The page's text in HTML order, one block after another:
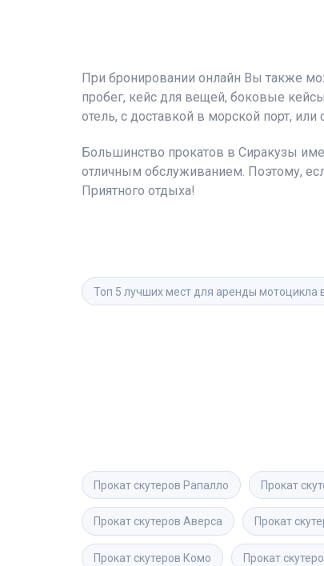
При бронировании онлайн Вы также
пробег, кейс для вещей, боковые
отель, с доставкой в морской порт, или
Большинство прокатов в Сиракузы
отличным обслуживанием. Поэтому,
Приятного отдыха!
Топ 5 лучших мест для аренды мотоцикла
Прокат скутеров Рапалло Прокат
Прокат скутеров Аверса Прокат
Прокат скутеров Комо Прокат